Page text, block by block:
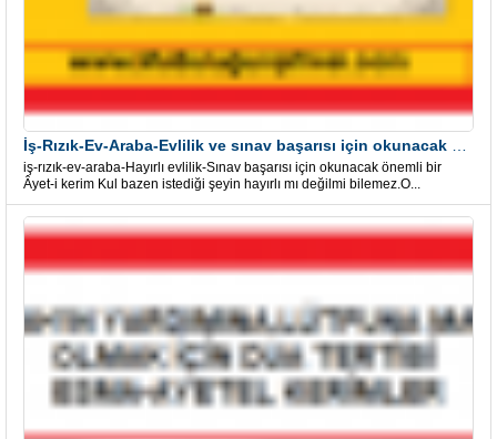
iş-rızık-ev-araba-Hayırlı evlilik-Sınav başarısı için okunacak önemli bir
Âyet-i kerim Kul bazen istediği şeyin hayırlı mı değilmi bilemez.O...